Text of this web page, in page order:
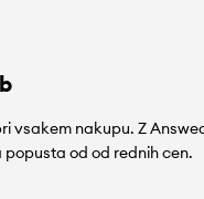
vsakem nakupu. Z
od od rednih cen.